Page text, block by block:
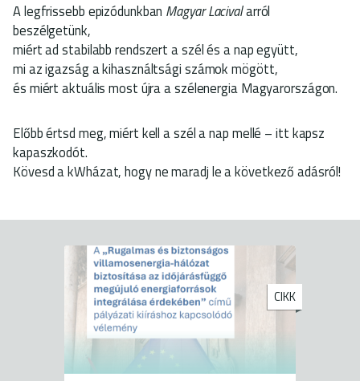
A legfrissebb epizódunkban Magyar Lacivalarról
beszélgetünk,
miért ad stabilabb rendszert a szél és a nap együtt,
mi az igazság a kihasználtsági számok mögött,
és miért aktuális most újra a szélenergia Magyarországon.
Előbb értsd meg, miért kell a szél a nap mellé – itt kapsz
kapaszkodót.
Kövesd a kWházat, hogy ne maradj le a következő adásról!
CIKK